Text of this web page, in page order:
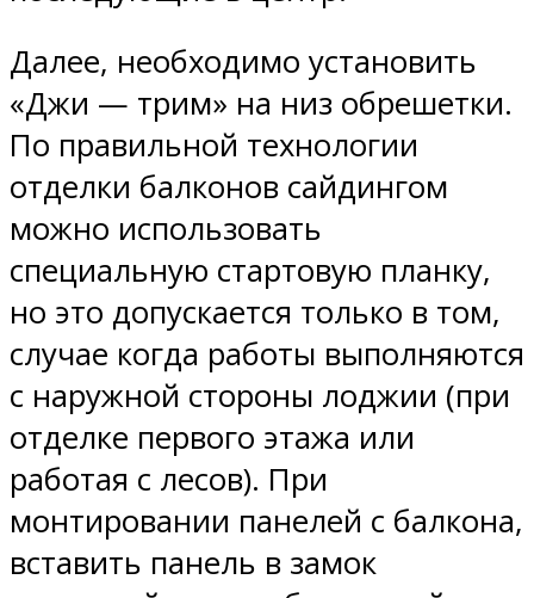
Далее, необходимо установить
«Джи — трим» на низ обрешетки.
По правильной технологии
отделки балконов сайдингом
можно использовать
специальную стартовую планку,
но это допускается только в том,
случае когда работы выполняются
с наружной стороны лоджии (при
отделке первого этажа или
работая с лесов). При
монтировании панелей с балкона,
вставить панель в замок